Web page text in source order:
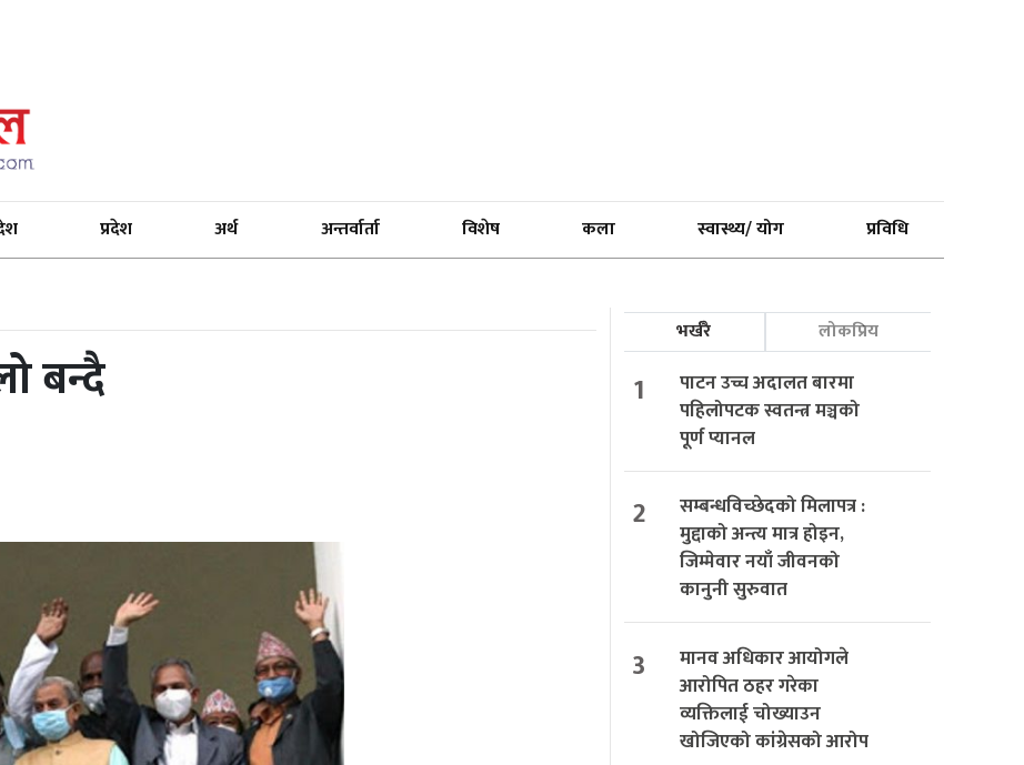
प्रदेश अर्थ अन्तर्वार्ता विशेष कला स्वास्थ्य/ योग प्रविधि
बन्दै
भर्खरै लोकप्रिय
1
पाटन उच्च अदालत बारमा
पहिलोपटक स्वतन्त्र मञ्चको
पूर्ण प्यानल
2
सम्बन्धविच्छेदको मिलापत्र :
मुद्दाको अन्त्य मात्र होइन,
जिम्मेवार नयाँ जीवनको
कानुनी सुरुवात
3
मानव अधिकार आयोगले
आरोपित ठहर गरेका
व्यक्तिलाई चोख्याउन
खोजिएको कांग्रेसको आरोप